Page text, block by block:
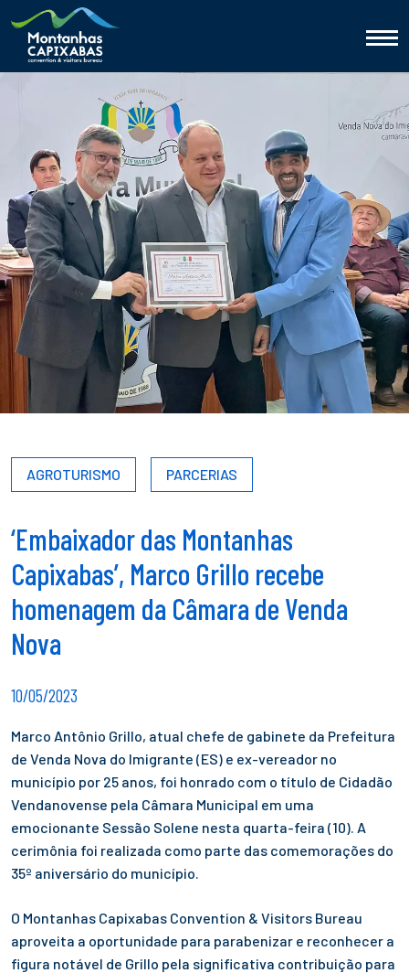
AGROTURISMO PARCERIAS
‘Embaixador das Montanhas
Capixabas’, Marco Grillo recebe
homenagem da Câmara de Venda
Nova
10/05/2023
Marco Antônio Grillo, atual chefe de gabinete da Prefeitura
de Venda Nova do Imigrante (ES) e ex-vereador no
município por 25 anos, foi honrado com o título de Cidadão
Vendanovense pela Câmara Municipal em uma
emocionante Sessão Solene nesta quarta-feira (10). A
cerimônia foi realizada como parte das comemorações do
35º aniversário do município.
O Montanhas Capixabas Convention & Visitors Bureau
aproveita a oportunidade para parabenizar e reconhecer a
figura notável de Grillo pela significativa contribuição para